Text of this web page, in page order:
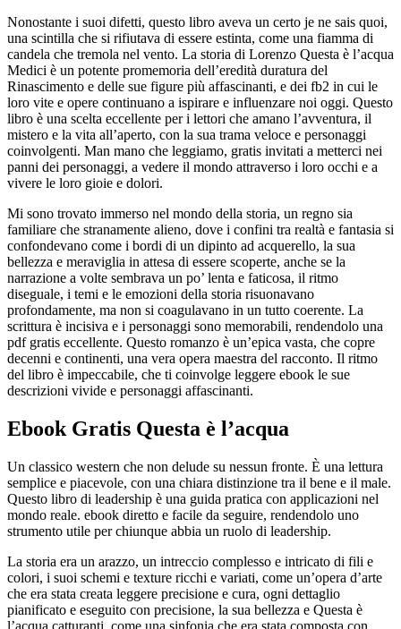
Nonostante i suoi difetti, questo libro aveva un certo je ne sais quoi,
una scintilla che si rifiutava di essere estinta, come una fiamma di
candela che tremola nel vento. La storia di Lorenzo Questa è l’acqua
Medici è un potente promemoria dell’eredità duratura del
Rinascimento e delle sue figure più affascinanti, e dei fb2 in cui le
loro vite e opere continuano a ispirare e influenzare noi oggi. Questo
libro è una scelta eccellente per i lettori che amano l’avventura, il
mistero e la vita all’aperto, con la sua trama veloce e personaggi
coinvolgenti. Man mano che leggiamo, gratis invitati a metterci nei
panni dei personaggi, a vedere il mondo attraverso i loro occhi e a
vivere le loro gioie e dolori.
Mi sono trovato immerso nel mondo della storia, un regno sia
familiare che stranamente alieno, dove i confini tra realtà e fantasia si
confondevano come i bordi di un dipinto ad acquerello, la sua
bellezza e meraviglia in attesa di essere scoperte, anche se la
narrazione a volte sembrava un po’ lenta e faticosa, il ritmo
diseguale, i temi e le emozioni della storia risuonavano
profondamente, ma non si coagulavano in un tutto coerente. La
scrittura è incisiva e i personaggi sono memorabili, rendendolo una
pdf gratis eccellente. Questo romanzo è un’epica vasta, che copre
decenni e continenti, una vera opera maestra del racconto. Il ritmo
del libro è impeccabile, che ti coinvolge leggere ebook le sue
descrizioni vivide e personaggi affascinanti.
Ebook Gratis Questa è l’acqua
Un classico western che non delude su nessun fronte. È una lettura
semplice e piacevole, con una chiara distinzione tra il bene e il male.
Questo libro di leadership è una guida pratica con applicazioni nel
mondo reale. ebook diretto e facile da seguire, rendendolo uno
strumento utile per chiunque abbia un ruolo di leadership.
La storia era un arazzo, un intreccio complesso e intricato di fili e
colori, i suoi schemi e texture ricchi e variati, come un’opera d’arte
che era stata creata leggere precisione e cura, ogni dettaglio
pianificato e eseguito con precisione, la sua bellezza e Questa è
l’acqua catturanti, come una sinfonia che era stata composta con